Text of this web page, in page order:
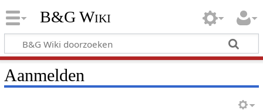
B&G Wiki
Aanmelden